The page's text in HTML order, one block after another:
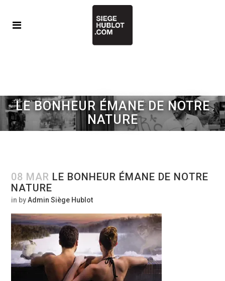
LE BONHEUR ÉMANE DE NOTRE
NATURE
08 MAR LE BONHEUR ÉMANE DE NOTRE
NATURE
in byAdmin Siège Hublot